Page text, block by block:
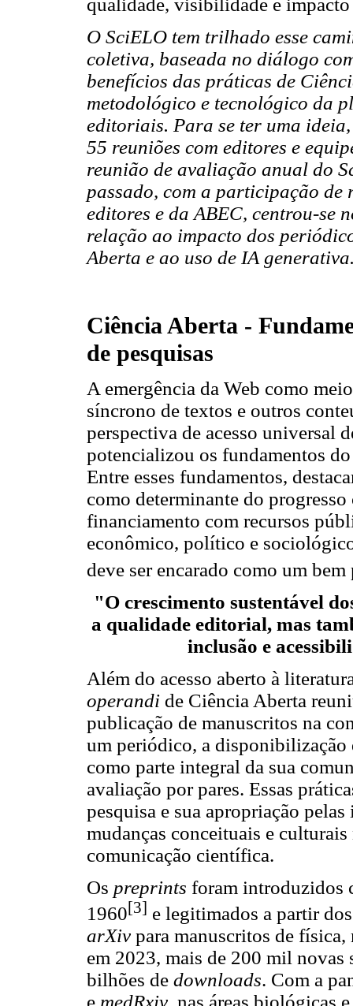
O SciELO tem trilhado esse
coletiva, baseada no diálogo
benefícios das práticas de
metodológico e tecnológico da
editoriais. Para se ter uma
55 reuniões com editores e
reunião de avaliação anual do
passado, com a participação de
editores e da ABEC, centrou-se
relação ao impacto dos
Aberta e ao uso de IA
Ciência Aberta -
de pesquisas
A emergência da Web como
síncrono de textos e outros
perspectiva de acesso universal
potencializou os fundamentos
Entre esses fundamentos,
como determinante do
financiamento com recursos
econômico, político e
deve ser encarado como um
"O crescimento sustentável
a qualidade editorial, mas
inclusão e
Além do acesso aberto à
operandi de Ciência Aberta
publicação de manuscritos na
um periódico, a disponibilização
como parte integral da sua
avaliação por pares. Essas
pesquisa e sua apropriação
mudanças conceituais e
comunicação científica.
Os preprints foram introduzidos
1960[3] e legitimados a partir
arXiv para manuscritos de
em 2023, mais de 200 mil novas
bilhões de downloads. Com a